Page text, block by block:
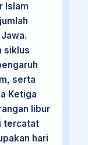
Islam
siklus
serta
Ketiga
libur
tercatat
hari